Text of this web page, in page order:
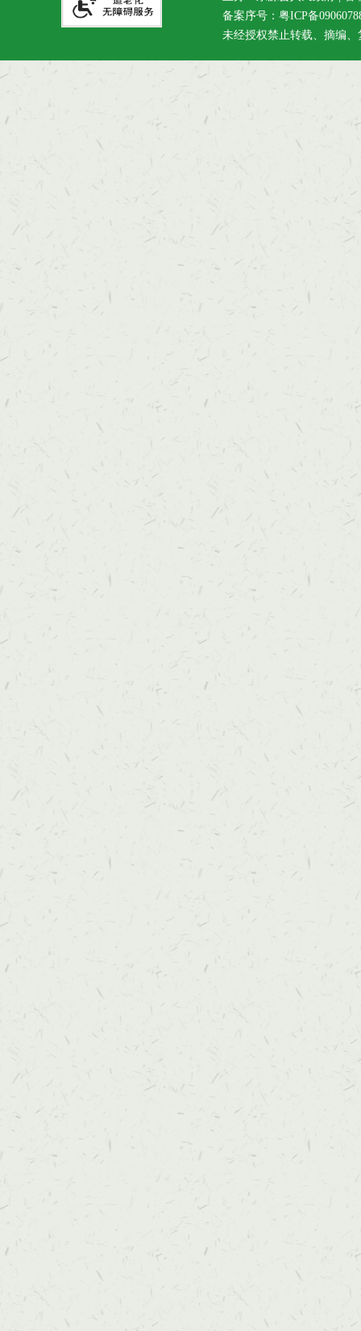
备案序号： 粤ICP备
未经授权禁止转载、摘编